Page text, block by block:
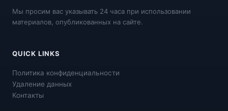
Мы просим вас указывать 24 часа при использовании
материалов, опубликованных на сайте.
QUICK LINKS
Политика конфиденциальности
Удаление данных
Контакты